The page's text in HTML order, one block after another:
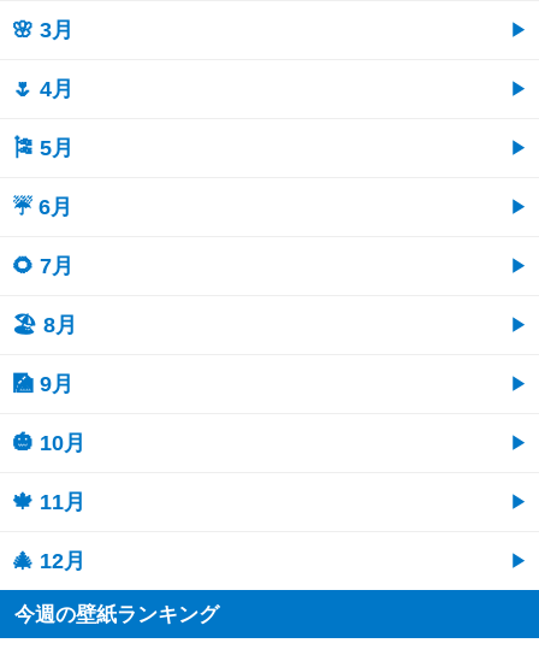
🌸 3月
🌷 4月
🎏 5月
☔ 6月
🌻 7月
🏖 8月
🎑 9月
🎃 10月
🍁 11月
🎄 12月
今週の壁紙ランキング